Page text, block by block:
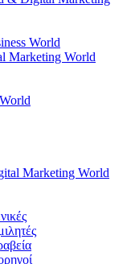
World
Marketing World
Marketing World